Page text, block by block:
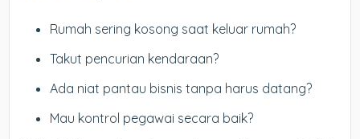
Rumah sering kosong saat keluar rumah?
Takut pencurian kendaraan?
Ada niat pantau bisnis tanpa harus datang?
Mau kontrol pegawai secara baik?